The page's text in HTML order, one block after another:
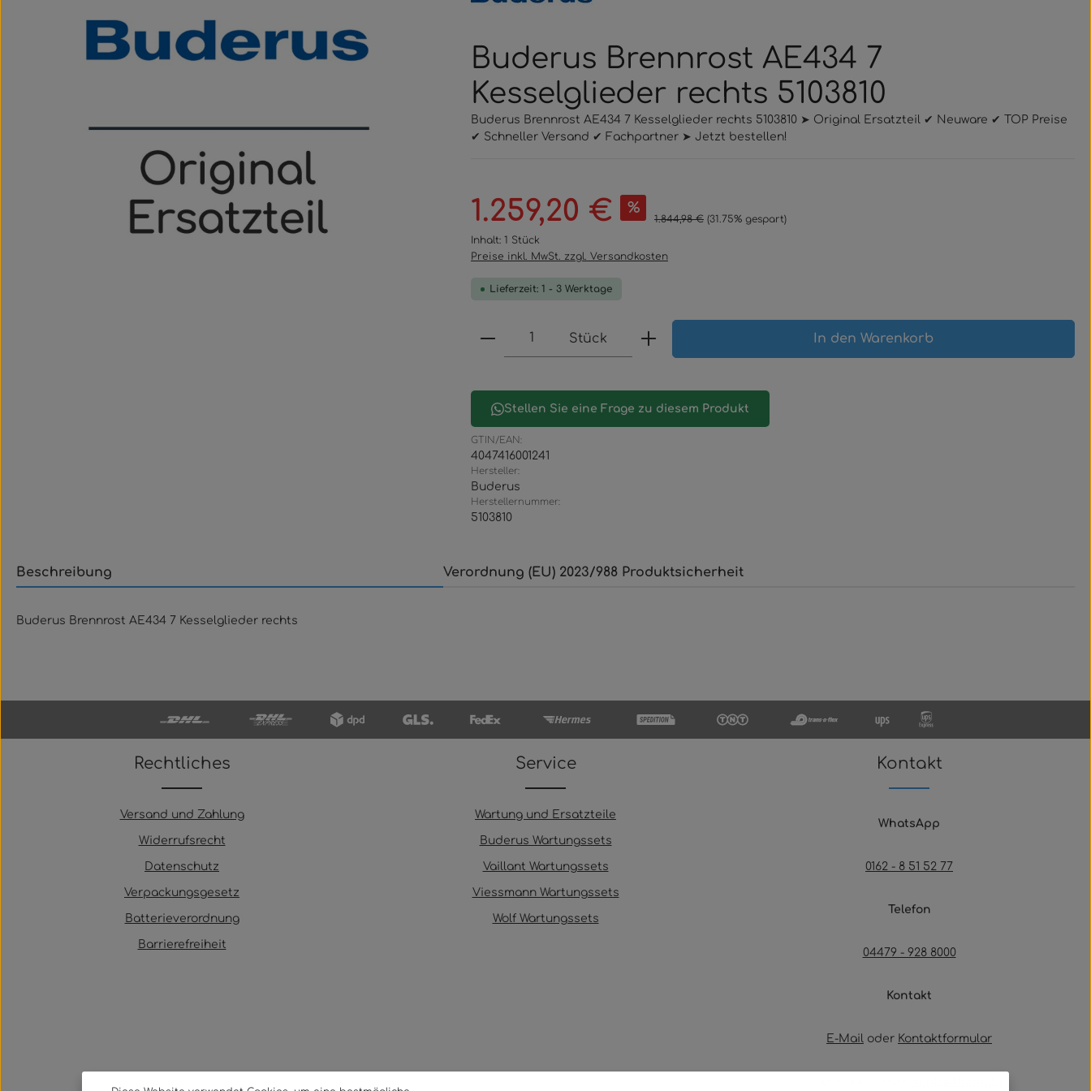
Buderus Brennrost AE434 7
Kesselglieder rechts 5103810
Buderus Brennrost AE434 7 Kesselglieder rechts 5103810 ➤ Original Ersatzteil ✔ Neuware ✔ TOP Preise
✔ Schneller Versand ✔ Fachpartner ➤ Jetzt bestellen!
Verkaufspreis:
1.259,20 € %
Regulärer Preis:
1.844,98 € (31.75% gespart)
Inhalt: 1 Stück
Preise inkl. MwSt. zzgl. Versandkosten
Lieferzeit: 1 - 3 Werktage
Produkt Anzahl: Gib den gewünschten Wert ein oder
Stück In den Warenkorb
Stellen Sie eine Frage zu diesem Produkt
GTIN/EAN:
4047416001241
Hersteller:
Buderus
Herstellernummer:
5103810
Beschreibung Verordnung (EU) 2023/988 Produktsicherheit
Buderus Brennrost AE434 7 Kesselglieder rechts
Rechtliches
Versand und Zahlung
Widerrufsrecht
Datenschutz
Verpackungsgesetz
Batterieverordnung
Barrierefreiheit
Service
Wartung und Ersatzteile
Buderus Wartungssets
Vaillant Wartungssets
Viessmann Wartungssets
Wolf Wartungssets
Kontakt
WhatsApp
0162 - 8 51 52 77
Telefon
04479 - 928 8000
Kontakt
E-Mail oder Kontaktformular